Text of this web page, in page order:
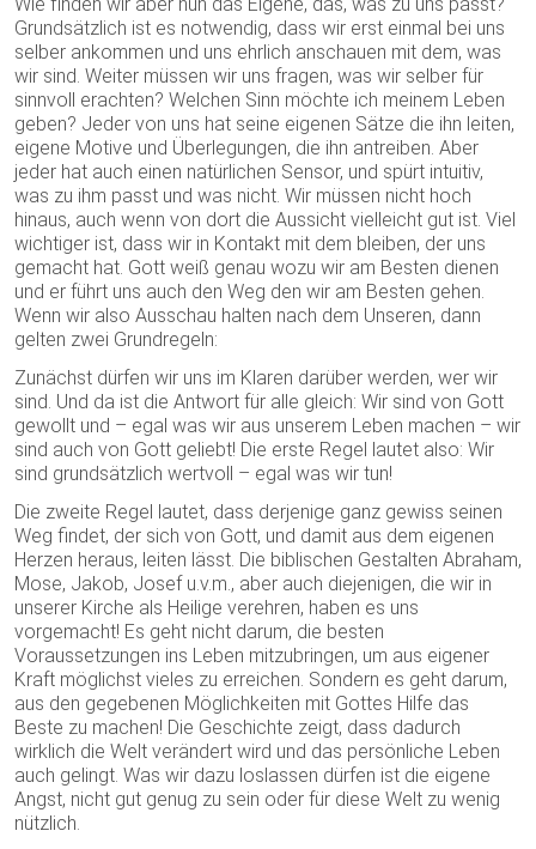
Grundsätzlich ist es notwendig, dass wir erst einmal bei uns
selber ankommen und uns ehrlich anschauen mit dem, was
wir sind. Weiter müssen wir uns fragen, was wir selber für
sinnvoll erachten? Welchen Sinn möchte ich meinem Leben
geben? Jeder von uns hat seine eigenen Sätze die ihn leiten,
eigene Motive und Überlegungen, die ihn antreiben. Aber
jeder hat auch einen natürlichen Sensor, und spürt intuitiv,
was zu ihm passt und was nicht. Wir müssen nicht hoch
hinaus, auch wenn von dort die Aussicht vielleicht gut ist. Viel
wichtiger ist, dass wir in Kontakt mit dem bleiben, der uns
gemacht hat. Gott weiß genau wozu wir am Besten dienen
und er führt uns auch den Weg den wir am Besten gehen.
Wenn wir also Ausschau halten nach dem Unseren, dann
gelten zwei Grundregeln:
Zunächst dürfen wir uns im Klaren darüber werden, wer wir
sind. Und da ist die Antwort für alle gleich: Wir sind von Gott
gewollt und – egal was wir aus unserem Leben machen – wir
sind auch von Gott geliebt! Die erste Regel lautet also: Wir
sind grundsätzlich wertvoll – egal was wir tun!
Die zweite Regel lautet, dass derjenige ganz gewiss seinen
Weg findet, der sich von Gott, und damit aus dem eigenen
Herzen heraus, leiten lässt. Die biblischen Gestalten Abraham,
Mose, Jakob, Josef u.v.m., aber auch diejenigen, die wir in
unserer Kirche als Heilige verehren, haben es uns
vorgemacht! Es geht nicht darum, die besten
Voraussetzungen ins Leben mitzubringen, um aus eigener
Kraft möglichst vieles zu erreichen. Sondern es geht darum,
aus den gegebenen Möglichkeiten mit Gottes Hilfe das
Beste zu machen! Die Geschichte zeigt, dass dadurch
wirklich die Welt verändert wird und das persönliche Leben
auch gelingt. Was wir dazu loslassen dürfen ist die eigene
Angst, nicht gut genug zu sein oder für diese Welt zu wenig
nützlich.